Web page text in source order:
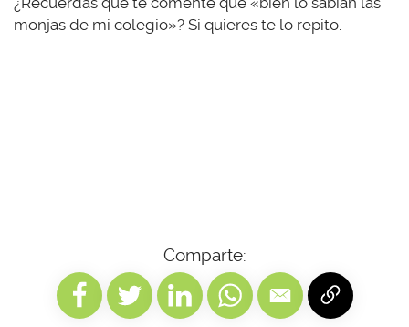
¿Recuerdas que te comenté que «bien lo sabían las
monjas de mi colegio»? Si quieres te lo repito.
Comparte: